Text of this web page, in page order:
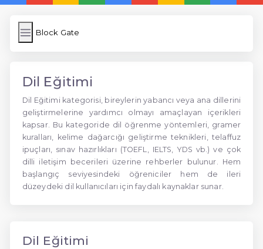
Block Gate
Dil Eğitimi
Dil Eğitimi kategorisi, bireylerin yabancı veya ana dillerini
geliştirmelerine yardımcı olmayı amaçlayan içerikleri
kapsar. Bu kategoride dil öğrenme yöntemleri, gramer
kuralları, kelime dağarcığı geliştirme teknikleri, telaffuz
ipuçları, sınav hazırlıkları (TOEFL, IELTS, YDS vb.) ve çok
dilli iletişim becerileri üzerine rehberler bulunur. Hem
başlangıç seviyesindeki öğreniciler hem de ileri
düzeydeki dil kullanıcıları için faydalı kaynaklar sunar.
Dil Eğitimi